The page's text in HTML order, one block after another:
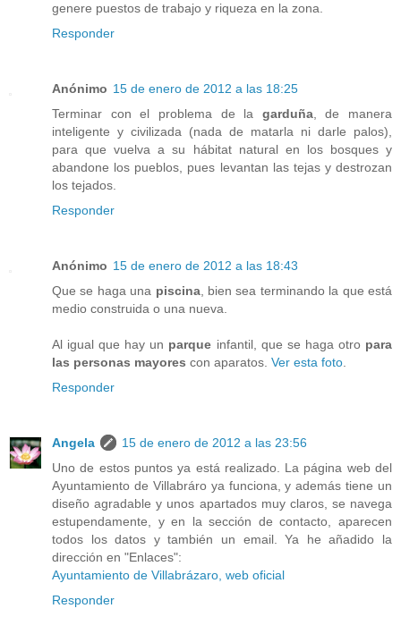
genere puestos de trabajo y riqueza en la zona.
Responder
Anónimo 15 de enero de 2012 a las 18:25
Terminar con el problema de la garduña, de manera
inteligente y civilizada (nada de matarla ni darle palos),
para que vuelva a su hábitat natural en los bosques y
abandone los pueblos, pues levantan las tejas y destrozan
los tejados.
Responder
Anónimo 15 de enero de 2012 a las 18:43
Que se haga una piscina, bien sea terminando la que está
medio construida o una nueva.
Al igual que hay un parque infantil, que se haga otro para
las personas mayores con aparatos. Ver esta foto
Responder
Angela
15 de enero de 2012 a las 23:56
Uno de estos puntos ya está realizado. La página web del
Ayuntamiento de Villabráro ya funciona, y además tiene un
diseño agradable y unos apartados muy claros, se navega
estupendamente, y en la sección de contacto, aparecen
todos los datos y también un email. Ya he añadido la
dirección en "Enlaces":
Ayuntamiento de Villabrázaro, web oficial
Responder